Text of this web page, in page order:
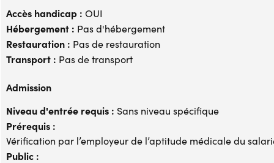
Accès handicap : OUI
Hébergement : Pas d'hébergement
Restauration : Pas de restauration
Transport : Pas de transport
Admission
Niveau d'entrée requis : Sans niveau spécifique
Prérequis :
Vérification par l’employeur de l’aptitude médicale du
Public :